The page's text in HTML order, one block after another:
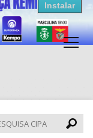
Instalar
CIPA